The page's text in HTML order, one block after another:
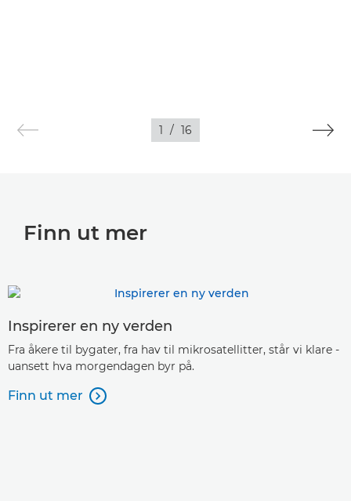
1 / 16
Finn ut mer
Inspirerer en ny verden
Fra åkere til bygater, fra hav til mikrosatellitter, står vi klare -
uansett hva morgendagen byr på.
Finn ut mer 